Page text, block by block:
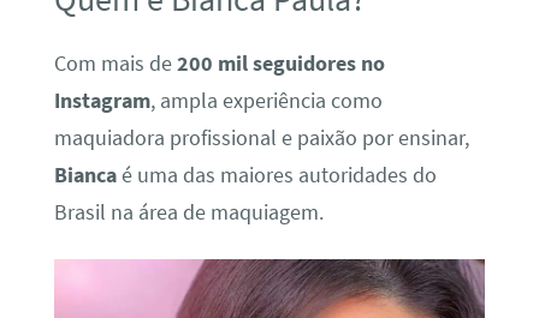
Com mais de200 mil seguidores no
Instagram, ampla experiência como
maquiadora profissional e paixão por ensinar,
Biancaé uma das maiores autoridades do
Brasil na área de maquiagem.